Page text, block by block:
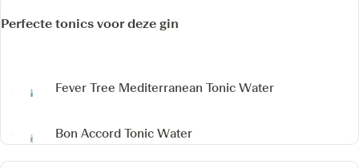
Perfecte tonics voor deze gin
Fever Tree Mediterranean Tonic Water
Bon Accord Tonic Water